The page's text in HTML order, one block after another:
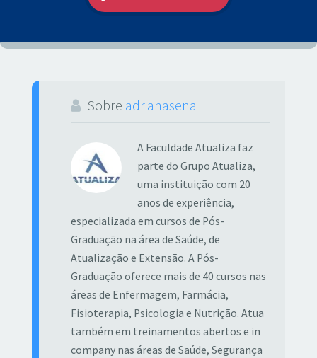
Sobre adrianasena
A Faculdade Atualiza faz
parte do Grupo Atualiza,
uma instituição com 20
anos de experiência,
especializada em cursos de Pós-
Graduação na área de Saúde, de
Atualização e Extensão. A Pós-
Graduação oferece mais de 40 cursos nas
áreas de Enfermagem, Farmácia,
Fisioterapia, Psicologia e Nutrição. Atua
também em treinamentos abertos e in
company nas áreas de Saúde, Segurança